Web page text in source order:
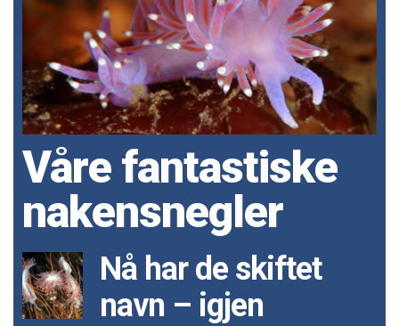
Våre fantastiske
nakensnegler
Nå har de skiftet
navn – igjen